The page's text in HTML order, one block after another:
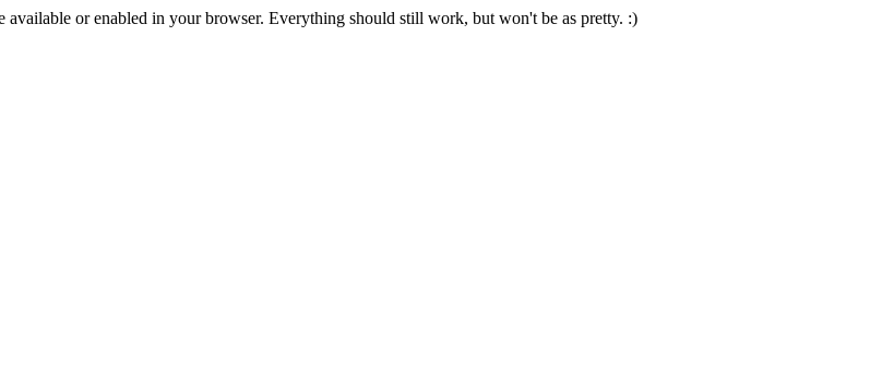
or enabled in your browser. Everything should still work, but won't be as pretty. :)